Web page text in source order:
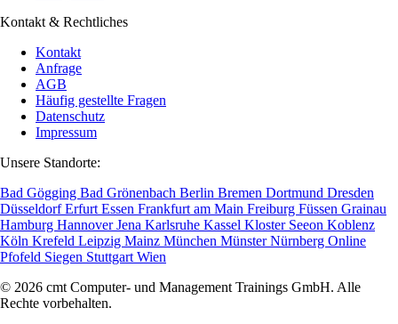
Kontakt & Rechtliches
Kontakt
Anfrage
AGB
Häufig gestellte Fragen
Datenschutz
Impressum
Unsere Standorte:
Bad Gögging Bad Grönenbach Berlin Bremen Dortmund Dresden
DüsseldorfErfurt Essen Frankfurt am Main Freiburg Füssen Grainau
Hamburg HannoverJena Karlsruhe Kassel Kloster Seeon Koblenz
Köln Krefeld Leipzig Mainz München MünsterNürnberg Online
Pfofeld Siegen Stuttgart Wien
© 2026 cmt Computer- und Management Trainings GmbH. Alle
Rechte vorbehalten.